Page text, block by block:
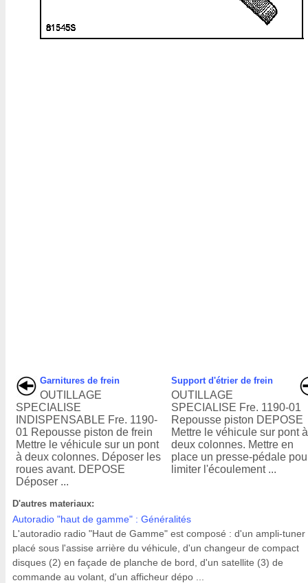
Garnitures de frein
OUTILLAGE
SPECIALISE
INDISPENSABLE Fre. 1190-
01 Repousse piston de frein
Mettre le véhicule sur un pont
à deux colonnes. Déposer les
roues avant. DEPOSE
Déposer ...
Support d'étrier de frein
OUTILLAGE
SPECIALISE Fre. 1190-01
Repousse piston DEPOSE
Mettre le véhicule sur pont à
deux colonnes. Mettre en
place un presse-pédale
limiter l'écoulement ...
D'autres materiaux:
Autoradio "haut de gamme" : Généralités
L'autoradio radio "Haut de Gamme" est composé : d'un ampli-tuner
placé sous l'assise arrière du véhicule, d'un changeur de compact
disques (2) en façade de planche de bord, d'un satellite (3) de
commande au volant, d'un afficheur dépo ...